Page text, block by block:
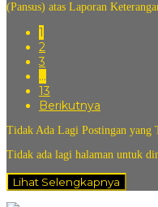
(Pansus) atas Laporan
1
2
3
…
13
Berikutnya
Tidak Ada Lagi Postingan yang
Tidak ada lagi halaman untuk
Lihat Selengkapnya